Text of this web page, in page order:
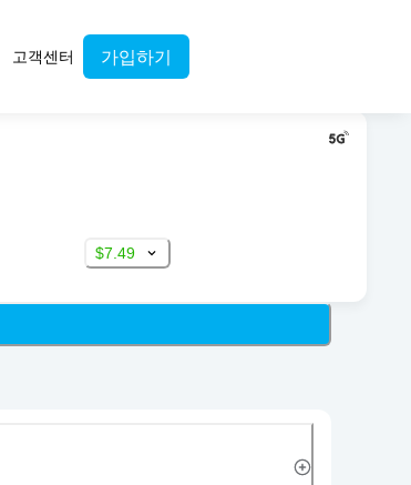
고객센터 가입하기
$7.49